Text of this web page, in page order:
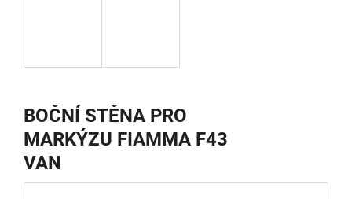
BOČNÍ STĚNA PRO
MARKÝZU FIAMMA F43
VAN